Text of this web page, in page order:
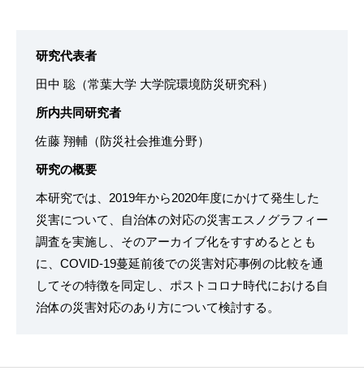
研究代表者
田中 聡（常葉大学 大学院環境防災研究科）
所内共同研究者
佐藤 翔輔（防災社会推進分野）
研究の概要
本研究では、2019年から2020年度にかけて発生した
災害について、自治体の対応の災害エスノグラフィー
調査を実施し、そのアーカイブ化をすすめるととも
に、COVID-19蔓延前後での災害対応事例の比較を通
してその特徴を同定し、ポストコロナ時代における自
治体の災害対応のあり方について検討する。